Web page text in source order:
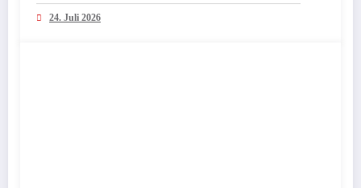
Presse jetzt über lokale LLM-Performance
berichtet
24. Juli 2026